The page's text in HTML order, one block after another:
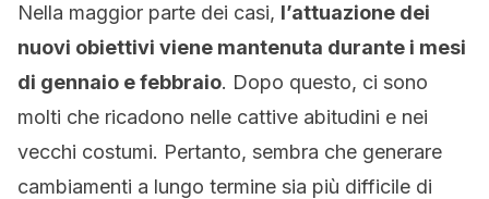
Nella maggior parte dei casi, l’attuazione dei
nuovi obiettivi viene mantenuta durante i mesi
di gennaio e febbraio. Dopo questo, ci sono
molti che ricadono nelle cattive abitudini e nei
vecchi costumi. Pertanto, sembra che generare
cambiamenti a lungo termine sia più difficile di